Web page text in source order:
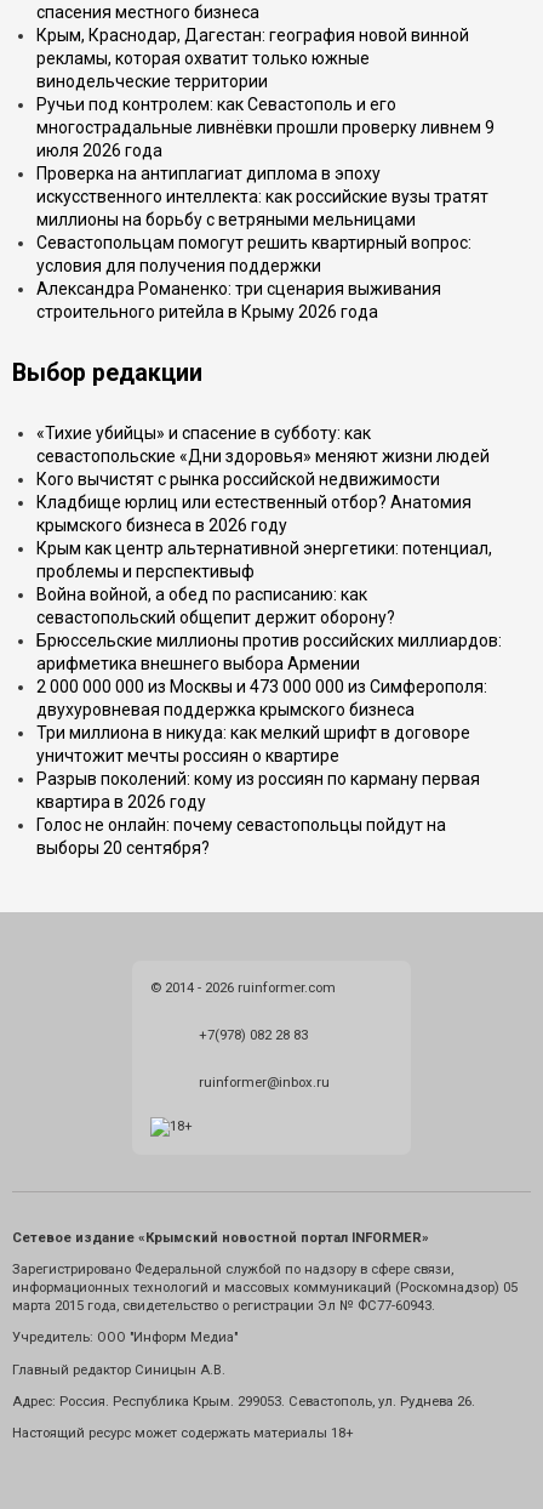
спасения местного бизнеса
Крым, Краснодар, Дагестан: география новой винной
рекламы, которая охватит только южные
винодельческие территории
Ручьи под контролем: как Севастополь и его
многострадальные ливнёвки прошли проверку ливнем 9
июля 2026 года
Проверка на антиплагиат диплома в эпоху
искусственного интеллекта: как российские вузы тратят
миллионы на борьбу с ветряными мельницами
Севастопольцам помогут решить квартирный вопрос:
условия для получения поддержки
Александра Романенко: три сценария выживания
строительного ритейла в Крыму 2026 года
Выбор редакции
«Тихие убийцы» и спасение в субботу: как
севастопольские «Дни здоровья» меняют жизни людей
Кого вычистят с рынка российской недвижимости
Кладбище юрлиц или естественный отбор? Анатомия
крымского бизнеса в 2026 году
Крым как центр альтернативной энергетики: потенциал,
проблемы и перспективыф
Война войной, а обед по расписанию: как
севастопольский общепит держит оборону?
Брюссельские миллионы против российских миллиардов:
арифметика внешнего выбора Армении
2 000 000 000 из Москвы и 473 000 000 из Симферополя:
двухуровневая поддержка крымского бизнеса
Три миллиона в никуда: как мелкий шрифт в договоре
уничтожит мечты россиян о квартире
Разрыв поколений: кому из россиян по карману первая
квартира в 2026 году
Голос не онлайн: почему севастопольцы пойдут на
выборы 20 сентября?
© 2014 - 2026 ruinformer.com
+7(978) 082 28 83
ruinformer@inbox.ru
Сетевое издание «Крымский новостной портал INFORMER»
Зарегистрировано Федеральной службой по надзору в сфере связи,
информационных технологий и массовых коммуникаций (Роскомнадзор) 05
марта 2015 года, свидетельство о регистрации Эл № ФС77-60943.
Учредитель: ООО "Информ Медиа"
Главный редактор Синицын А.В.
Адрес: Россия. Республика Крым. 299053. Севастополь, ул. Руднева 26.
Настоящий ресурс может содержать материалы 18+